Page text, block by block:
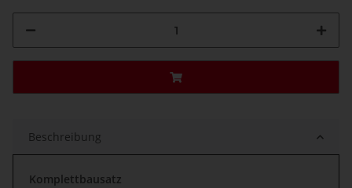
Beschreibung
Komplettbausatz